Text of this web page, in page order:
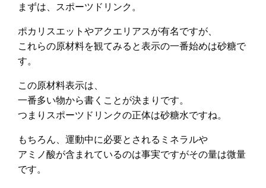
まずは、スポーツドリンク。
ポカリスエットやアクエリアスが有名ですが、
これらの原材料を観てみると表示の一番始めは砂糖で
す。
この原材料表示は、
一番多い物から書くことが決まりです。
つまりスポーツドリンクの正体は砂糖水ですね。
もちろん、運動中に必要とされるミネラルや
アミノ酸が含まれているのは事実ですがその量は微量
です。